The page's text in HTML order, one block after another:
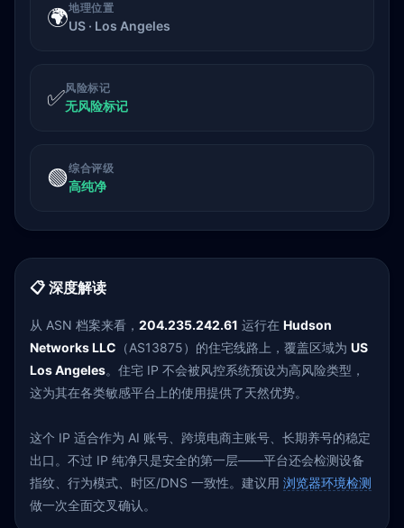
🌍地理位置
US · Los Angeles
✅风险标记
无风险标记
🟢综合评级
高纯净
📋 深度解读
从 ASN 档案来看， 204.235.242.61 运行在 Hudson
Networks LLC （AS13875）的住宅线路上，覆盖区域为 US
Los Angeles。住宅 IP 不会被风控系统预设为高风险类型，
这为其在各类敏感平台上的使用提供了天然优势。
这个 IP 适合作为 AI 账号、跨境电商主账号、长期养号的稳定
出口。不过 IP 纯净只是安全的第一层——平台还会检测设备
指纹、行为模式、时区/DNS 一致性。建议用 浏览器环境检测
做一次全面交叉确认。